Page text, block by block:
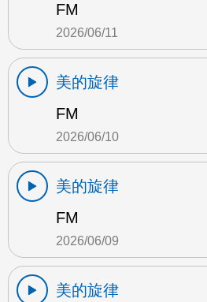
FM
2026/06/11
美的旋律
FM
2026/06/10
美的旋律
FM
2026/06/09
美的旋律